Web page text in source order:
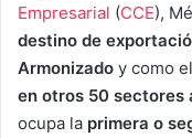
Empresarial (CCE),
destino de
Armonizado y como el
en otros 50 sectores
ocupa la primera o